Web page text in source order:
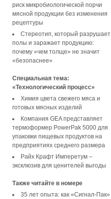
риск микробиологической порчи
мясной продукции без изменения
рецептуры
Стереотип, который разрушает
полы и заражает продукцию:
почему «чем толще» не значит
«безопаснее»
Специальная тема:
«Технологический процесс»
Химия цвета свежего мяса и
готовых мясных изделий
Компания GEA представляет
термоформер PowerPak 5000 для
упаковки пищевых продуктов на
предприятиях среднего размера
Райх Крафт Имперетум –
эксклюзив для ценителей выгоды
Также читайте в номере
35 лет опыта: как «Сигнал-Пак»